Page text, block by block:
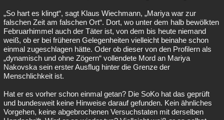
„So hart es klingt“, sagt Klaus Wiechmann, „Mariya war zur
falschen Zeit am falschen Ort“. Dort, wo unter dem halb bewölkten
Februarhimmel auch der Täter ist, von dem bis heute niemand
weiß, ob er bei früheren Gelegenheiten vielleicht beinahe schon
einmal zugeschlagen hätte. Oder ob dieser von den Profilern als
„dynamisch und ohne Zögern“ vollendete Mord an Mariya
Nakovska sein erster Ausflug hinter die Grenze der
Menschlichkeit ist.
Hat er es vorher schon einmal getan? Die SoKo hat das geprüft
und bundesweit keine Hinweise darauf gefunden. Kein ähnliches
Vorgehen, keine abgebrochenen Versuchstaten mit derselben